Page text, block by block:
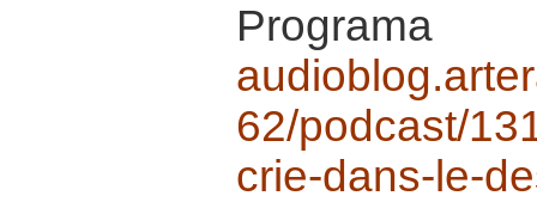
62/podcast/
crie-dans-le-